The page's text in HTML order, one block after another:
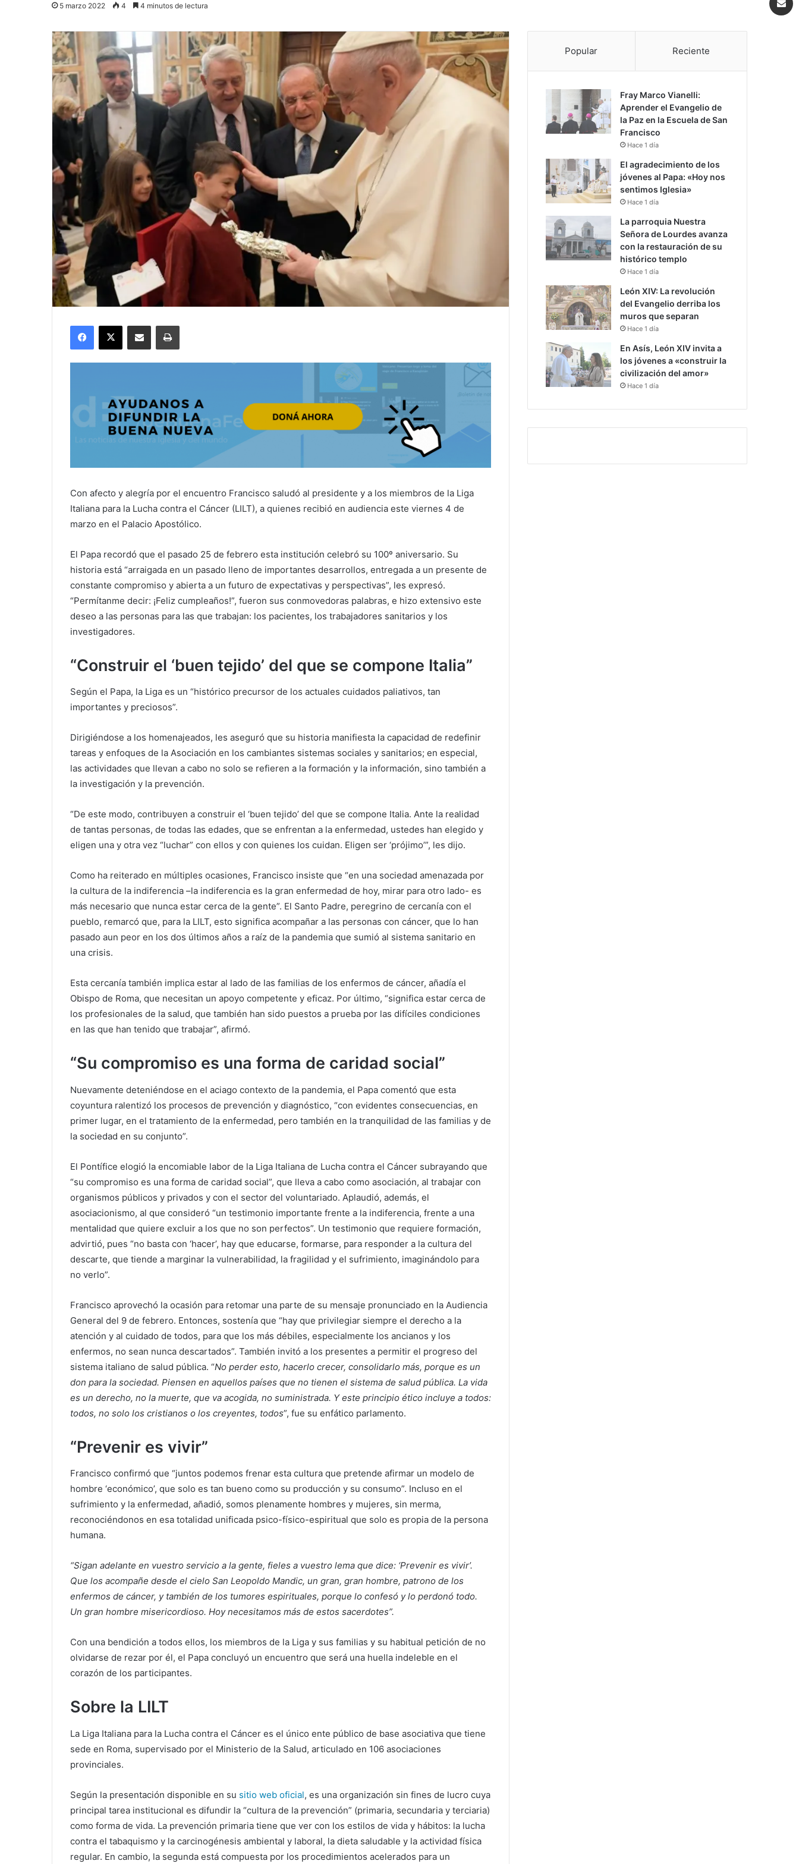
5 marzo 2022 4 4 minutos de lectura
Con afecto y alegría por el encuentro Francisco saludó al presidente y a los miembros de la Liga
Italiana para la Lucha contra el Cáncer (LILT), a quienes recibió en audiencia este viernes 4 de
marzo en el Palacio Apostólico.
El Papa recordó que el pasado 25 de febrero esta institución celebró su 100º aniversario. Su
historia está “arraigada en un pasado lleno de importantes desarrollos, entregada a un presente de
constante compromiso y abierta a un futuro de expectativas y perspectivas”, les expresó.
“Permítanme decir: ¡Feliz cumpleaños!”, fueron sus conmovedoras palabras, e hizo extensivo este
deseo a las personas para las que trabajan: los pacientes, los trabajadores sanitarios y los
investigadores.
“Construir el ‘buen tejido’ del que se compone Italia”
Según el Papa, la Liga es un “histórico precursor de los actuales cuidados paliativos, tan
importantes y preciosos”.
Dirigiéndose a los homenajeados, les aseguró que su historia manifiesta la capacidad de redefinir
tareas y enfoques de la Asociación en los cambiantes sistemas sociales y sanitarios; en especial,
las actividades que llevan a cabo no solo se refieren a la formación y la información, sino también a
la investigación y la prevención.
“De este modo, contribuyen a construir el ‘buen tejido’ del que se compone Italia. Ante la realidad
de tantas personas, de todas las edades, que se enfrentan a la enfermedad, ustedes han elegido y
eligen una y otra vez “luchar” con ellos y con quienes los cuidan. Eligen ser ‘prójimo’”, les dijo.
Como ha reiterado en múltiples ocasiones, Francisco insiste que “en una sociedad amenazada por
la cultura de la indiferencia –la indiferencia es la gran enfermedad de hoy, mirar para otro lado- es
más necesario que nunca estar cerca de la gente”. El Santo Padre, peregrino de cercanía con el
pueblo, remarcó que, para la LILT, esto significa acompañar a las personas con cáncer, que lo han
pasado aun peor en los dos últimos años a raíz de la pandemia que sumió al sistema sanitario en
una crisis.
Esta cercanía también implica estar al lado de las familias de los enfermos de cáncer, añadía el
Obispo de Roma, que necesitan un apoyo competente y eficaz. Por último, “significa estar cerca de
los profesionales de la salud, que también han sido puestos a prueba por las difíciles condiciones
en las que han tenido que trabajar”, afirmó.
“Su compromiso es una forma de caridad social”
Nuevamente deteniéndose en el aciago contexto de la pandemia, el Papa comentó que esta
coyuntura ralentizó los procesos de prevención y diagnóstico, “con evidentes consecuencias, en
primer lugar, en el tratamiento de la enfermedad, pero también en la tranquilidad de las familias y de
la sociedad en su conjunto”.
El Pontífice elogió la encomiable labor de la Liga Italiana de Lucha contra el Cáncer subrayando que
“su compromiso es una forma de caridad social”, que lleva a cabo como asociación, al trabajar con
organismos públicos y privados y con el sector del voluntariado. Aplaudió, además, el
asociacionismo, al que consideró “un testimonio importante frente a la indiferencia, frente a una
mentalidad que quiere excluir a los que no son perfectos”. Un testimonio que requiere formación,
advirtió, pues “no basta con ‘hacer’, hay que educarse, formarse, para responder a la cultura del
descarte, que tiende a marginar la vulnerabilidad, la fragilidad y el sufrimiento, imaginándolo para
no verlo”.
Francisco aprovechó la ocasión para retomar una parte de su mensaje pronunciado en la Audiencia
General del 9 de febrero. Entonces, sostenía que “hay que privilegiar siempre el derecho a la
atención y al cuidado de todos, para que los más débiles, especialmente los ancianos y los
enfermos, no sean nunca descartados”. También invitó a los presentes a permitir el progreso del
sistema italiano de salud pública. “No perder esto, hacerlo crecer, consolidarlo más, porque es un
don para la sociedad. Piensen en aquellos países que no tienen el sistema de salud pública. La vida
es un derecho, no la muerte, que va acogida, no suministrada. Y este principio ético incluye a todos:
todos, no solo los cristianos o los creyentes, todos”, fue su enfático parlamento.
“Prevenir es vivir”
Francisco confirmó que “juntos podemos frenar esta cultura que pretende afirmar un modelo de
hombre ‘económico’, que solo es tan bueno como su producción y su consumo”. Incluso en el
sufrimiento y la enfermedad, añadió, somos plenamente hombres y mujeres, sin merma,
reconociéndonos en esa totalidad unificada psico-físico-espiritual que solo es propia de la persona
humana.
“Sigan adelante en vuestro servicio a la gente, fieles a vuestro lema que dice: ‘Prevenir es vivir’.
Que los acompañe desde el cielo San Leopoldo Mandic, un gran, gran hombre, patrono de los
enfermos de cáncer, y también de los tumores espirituales, porque lo confesó y lo perdonó todo.
Un gran hombre misericordioso. Hoy necesitamos más de estos sacerdotes”.
Con una bendición a todos ellos, los miembros de la Liga y sus familias y su habitual petición de no
olvidarse de rezar por él, el Papa concluyó un encuentro que será una huella indeleble en el
corazón de los participantes.
Sobre la LILT
La Liga Italiana para la Lucha contra el Cáncer es el único ente público de base asociativa que tiene
sede en Roma, supervisado por el Ministerio de la Salud, articulado en 106 asociaciones
provinciales.
Según la presentación disponible en su sitio web oficial, es una organización sin fines de lucro cuya
principal tarea institucional es difundir la “cultura de la prevención” (primaria, secundaria y terciaria)
como forma de vida. La prevención primaria tiene que ver con los estilos de vida y hábitos: la lucha
contra el tabaquismo y la carcinogénesis ambiental y laboral, la dieta saludable y la actividad física
regular. En cambio, la segunda está compuesta por los procedimientos acelerados para un
Popular Reciente
Fray Marco Vianelli:
Aprender el Evangelio de
la Paz en la Escuela de San
Francisco
Hace 1 día
El agradecimiento de los
jóvenes al Papa: «Hoy nos
sentimos Iglesia»
Hace 1 día
La parroquia Nuestra
Señora de Lourdes avanza
con la restauración de su
histórico templo
Hace 1 día
León XIV: La revolución
del Evangelio derriba los
muros que separan
Hace 1 día
En Asís, León XIV invita a
los jóvenes a «construir la
civilización del amor»
Hace 1 día